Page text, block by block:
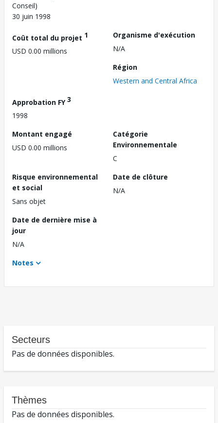
Conseil)
30 juin 1998
Coût total du projet 1
USD 0.00 millions
Organisme d'exécution
N/A
Région
Western and Central Africa
Approbation FY3
1998
Montant engagé
USD 0.00 millions
Catégorie
Environnementale
C
Risque environnemental
et social
Sans objet
Date de clôture
N/A
Date de dernière mise à
jour
N/A
Notes
Secteurs
Pas de données disponibles.
Thèmes
Pas de données disponibles.